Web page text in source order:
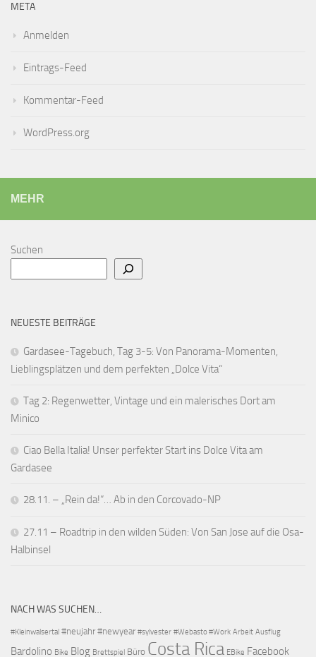
META
Anmelden
Eintrags-Feed
Kommentar-Feed
WordPress.org
MEHR
Suchen
NEUESTE BEITRÄGE
Gardasee-Tagebuch, Tag 3-5: Von Panorama-Momenten,
Lieblingsplätzen und dem perfekten „Dolce Vita“
Tag 2: Regenwetter, Vintage und ein malerisches Dort am
Minico
Ciao Bella Italia! Unser perfekter Start ins Dolce Vita am
Gardasee
28.11. – „Rein da!“… Ab in den Corcovado-NP
27.11 – Roadtrip in den wilden Süden: Von San Jose auf die Osa-
Halbinsel
NACH WAS SUCHEN…
#Kleinwalsertal #neujahr #newyear #sylvester #Webasto #Work Arbeit Ausflug
Bardolino Bike Blog Brettspiel Büro Costa Rica EBike Facebook